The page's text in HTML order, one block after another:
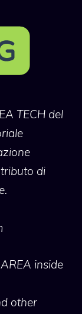
TECH del
di
inside
other